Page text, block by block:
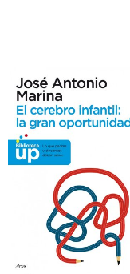
Start Selling
Help